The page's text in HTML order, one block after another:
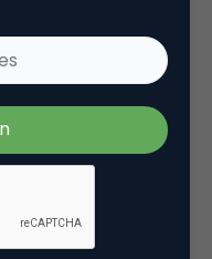
😉
maar om
verhoogde